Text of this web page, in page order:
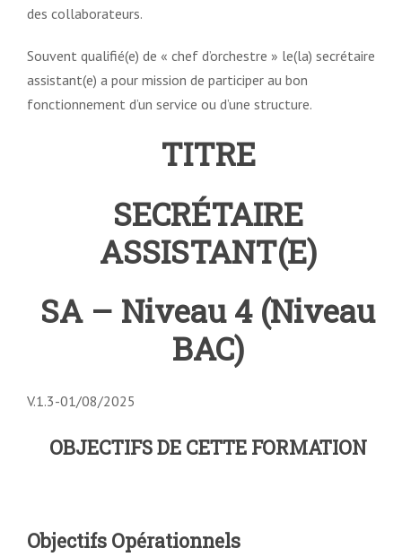
des collaborateurs.
Souvent qualifié(e) de « chef d’orchestre » le(la) secrétaire
assistant(e) a pour mission de participer au bon
fonctionnement d’un service ou d’une structure.
TITRE
SECRÉTAIRE
ASSISTANT(E)
SA – Niveau 4 (Niveau
BAC)
V.1.3-01/08/2025
OBJECTIFS DE CETTE FORMATION
Objectifs Opérationnels